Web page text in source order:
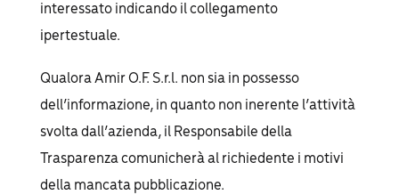
interessato indicando il collegamento
ipertestuale.
Qualora Amir O.F. S.r.l. non sia in possesso
dell’informazione, in quanto non inerente l’attività
svolta dall’azienda, il Responsabile della
Trasparenza comunicherà al richiedente i motivi
della mancata pubblicazione.